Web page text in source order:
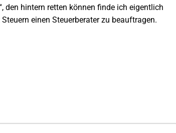
den hintern retten können finde ich eigentlich
einen Steuerberater zu beauftragen.